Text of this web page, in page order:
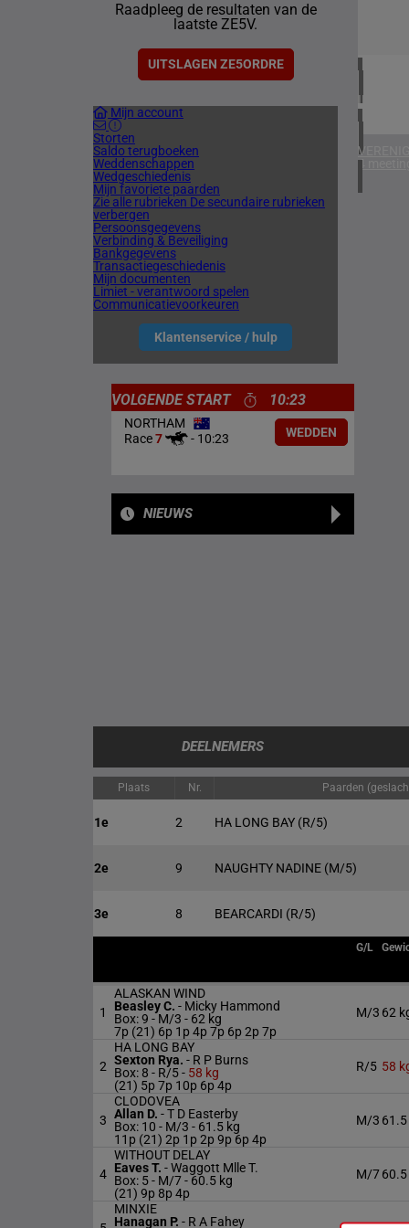
Raadpleeg de resultaten van de
laatste ZE5V.
UITSLAGEN ZE5ORDRE
Mijn account
Storten
Saldo terugboeken
Weddenschappen
Wedgeschiedenis
Mijn favoriete paarden
Zie alle rubrieken De secundaire rubrieken
verbergen
Persoonsgegevens
Verbinding & Beveiliging
Bankgegevens
Transactiegeschiedenis
Mijn documenten
Limiet - verantwoord spelen
Communicatievoorkeuren
Klantenservice / hulp
5
IERLAND
1
4
VOLGENDE START 10:23
NORTHAM
Race7 - 10:23 WEDDEN
NIEUWS
DEELNEMERS
Plaats Nr. Paarden
1e 2 HA LONG BAY (R/5)
2e 9 NAUGHTY NADINE (M/5)
3e 8 BEARCARDI (R/5)
G/L
1
ALASKAN WIND
Beasley C. - Micky Hammond
Box: 9 - M/3 - 62 kg
7p (21) 6p 1p 4p 7p 6p 2p 7p
M/3 62
2
HA LONG BAY
Sexton Rya. - R P Burns
Box: 8 - R/5 - 58 kg
(21) 5p 7p 10p 6p 4p
R/5 58
3
CLODOVEA
Allan D. -T D Easterby
Box: 10 - M/3 - 61.5 kg
11p (21) 2p 1p 2p 9p 6p 4p
M/3 61.5
4
WITHOUT DELAY
Eaves T. -Waggott Mlle T.
Box: 5 - M/7 - 60.5 kg
(21) 9p 8p 4p
M/760.5
MINXIE
Hanagan P. - R A Fahey